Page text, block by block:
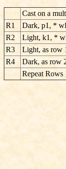
Cast on a
R1
Dark, p1, *
R2
Light, k1, *
R3
Light, as row
R4
Dark, as row
Repeat Rows